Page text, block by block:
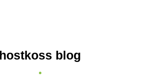
hostkoss blog